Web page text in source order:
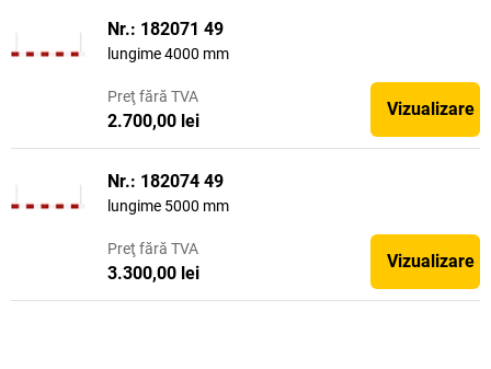
Nr.: 182071 49
lungime 4000 mm
Preţ fără TVA
2.700,00 lei
Vizualizare
Nr.: 182074 49
lungime 5000 mm
Preţ fără TVA
3.300,00 lei
Vizualizare